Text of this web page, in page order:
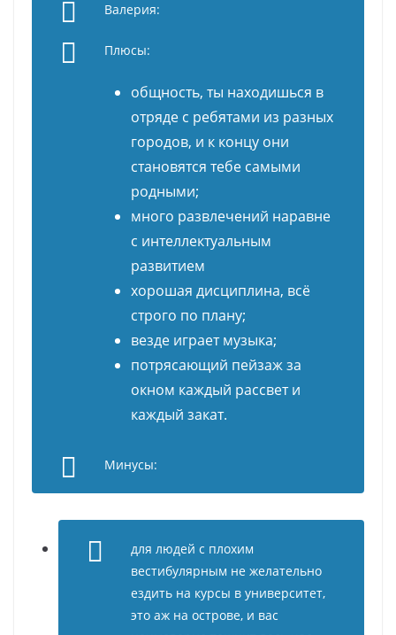
Валерия:
Плюсы:
общность, ты находишься в
отряде с ребятами из разных
городов, и к концу они
становятся тебе самыми
родными;
много развлечений наравне
с интеллектуальным
развитием
хорошая дисциплина, всё
строго по плану;
везде играет музыка;
потрясающий пейзаж за
окном каждый рассвет и
каждый закат.
Минусы:
для людей с плохим
вестибулярным не желательно
ездить на курсы в университет,
это аж на острове, и вас